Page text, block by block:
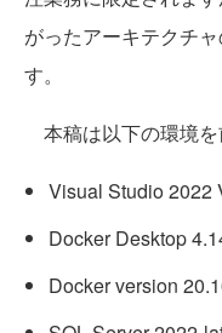
がったアーキテクチ
す。
本稿は以下の環境を
Visual Studio 2022
Docker Desktop
Docker version